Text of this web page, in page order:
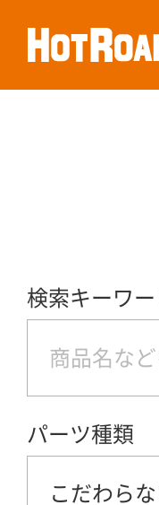
検索キーワー
パーツ種類
こだわら